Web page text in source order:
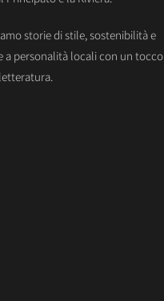
storie di stile, sostenibilità e
a personalità locali con un tocco